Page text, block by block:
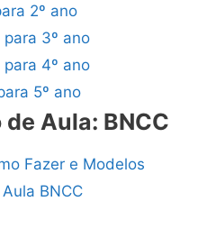
2º ano
3º ano
4º ano
5º ano
Aula: BNCC
Fazer e Modelos
BNCC